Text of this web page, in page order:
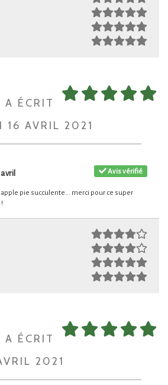
A ÉCRIT
16 AVRIL 2021
Avis vérifié
pie succulente... merci pour ce super
A ÉCRIT
2021